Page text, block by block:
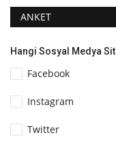
ANKET
Hangi Sosyal Medya
Facebook
Instagram
Twitter